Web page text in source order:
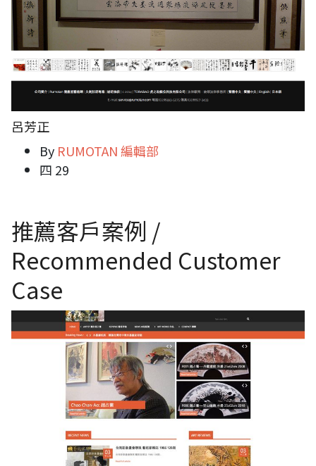
呂芳正
By RUMOTAN 編輯部
四 29
推薦客戶案例 /
Recommended Customer
Case